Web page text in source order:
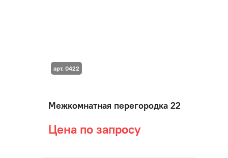
Межкомнатная перегородка 22
Цена по запросу
арт. 0422